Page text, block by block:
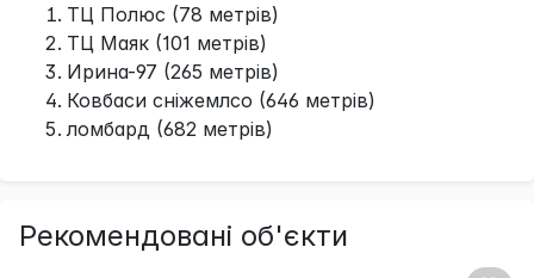
ТЦ Полюс (78 метрів)
ТЦ Маяк (101 метрів)
Ирина-97 (265 метрів)
Ковбаси сніжемлсо (646 метрів)
ломбард (682 метрів)
Рекомендовані об'єкти